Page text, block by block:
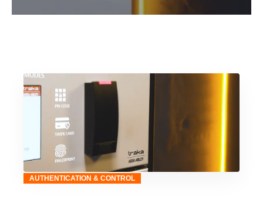
AUTHENTICATION & CONTROL